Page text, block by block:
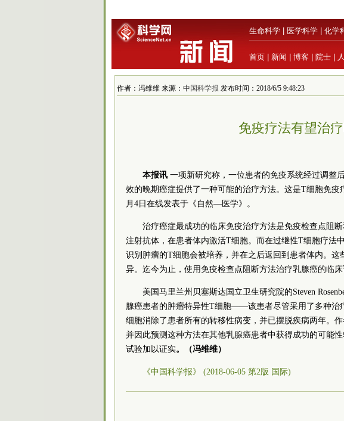
生命科学 医学科学 化学
首页 新闻 博客 院士
作者：冯维维 来源： 中国科学报 发布时间：2018/6/5 9:48:23
免疫疗法有望治
本报讯 一项新研究称，一位患者的免疫系统经过调整
效的晚期癌症提供了一种可能的治疗方法。这是T细胞免
月4日在线发表于《自然—医学》。
治疗癌症最成功的临床免疫治疗方法是免疫检查点阻
注射抗体，在患者体内激活T细胞。而在过继性T细胞疗法
识别肿瘤的T细胞会被培养，并在之后返回到患者体内。
异。迄今为止，使用免疫检查点阻断方法治疗乳腺癌的临床
美国马里兰州贝塞斯达国立卫生研究院的Steven
腺癌患者的肿瘤特异性T细胞——该患者尽管采用了多种治
细胞消除了患者所有的转移性病变，并已摆脱疾病两年。
并因此预测这种方法在其他乳腺癌患者中获得成功的可能
试验加以证实。（冯维维）
《中国科学报》 (2018-06-05 第2版 国际)